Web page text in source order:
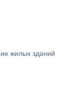
жилых зданий